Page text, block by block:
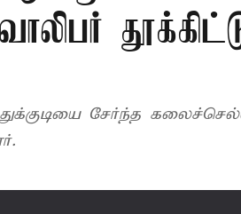
சேர்ந்த